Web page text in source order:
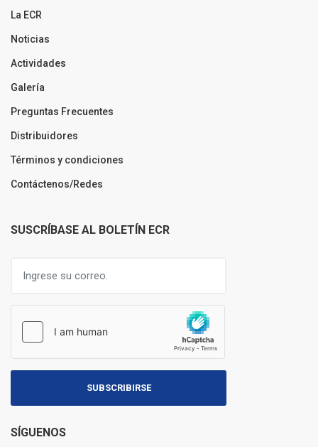
La ECR
Noticias
Actividades
Galería
Preguntas Frecuentes
Distribuidores
Términos y condiciones
Contáctenos/Redes
SUSCRÍBASE AL BOLETÍN ECR
SUBSCRIBIRSE
SÍGUENOS